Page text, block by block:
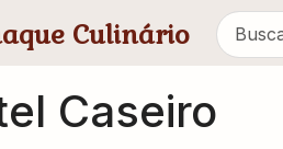
Culinário
Caseiro